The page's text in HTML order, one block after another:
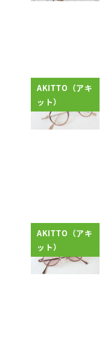
AKITTO（アキ
ット）
AKITTO（アキ
ット）